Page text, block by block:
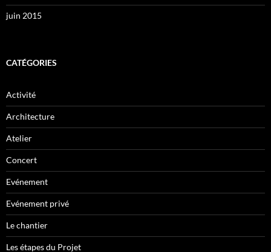
juin 2015
CATÉGORIES
Activité
Architecture
Atelier
Concert
Evénement
Evénement privé
Le chantier
Les étapes du Projet